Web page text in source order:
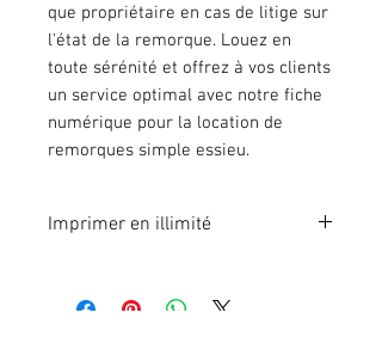
que propriétaire en cas de litige sur
l'état de la remorque. Louez en
toute sérénité et offrez à vos clients
un service optimal avec notre fiche
numérique pour la location de
remorques simple essieu.
Imprimer en illimité
illimité. Pour 1 poste.